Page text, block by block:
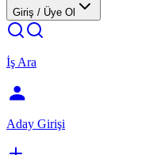
Giriş / Üye Ol
İş Ara
Aday Girişi